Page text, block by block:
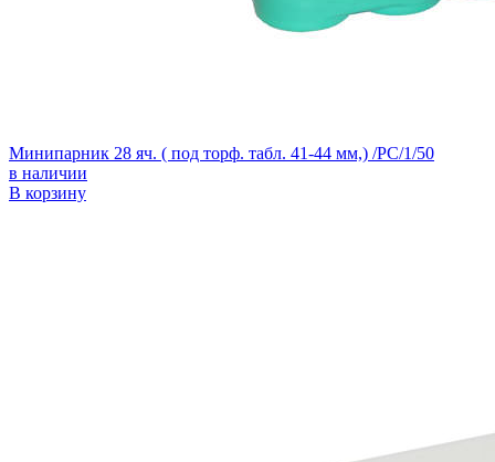
Минипарник 28 яч. ( под торф. табл. 41-44 мм,) /РС/1/50
в наличии
В корзину